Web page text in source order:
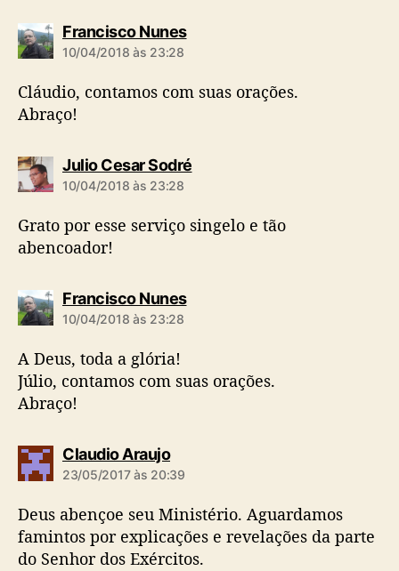
Francisco Nunesd
10/04/2018 às 23:28
Cláudio, contamos com suas orações.
Abraço!
Julio Cesar Sodréd
10/04/2018 às 23:28
Grato por esse serviço singelo e tão
abencoador!
Francisco Nunesd
10/04/2018 às 23:28
A Deus, toda a glória!
Júlio, contamos com suas orações.
Abraço!
Claudio Araujod
i
:
23/05/2017 às 20:39
Deus abençoe seu Ministério. Aguardamos
famintos por explicações e revelações da parte
do Senhor dos Exércitos.